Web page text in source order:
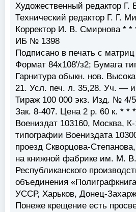
Художественный редактор Г.
Технический редактор Г. Г.
Корректор И. В. Смирнова * *
ИБ № 1398
Подписано в печать с
Формат 84х108'/з2; Бумага
Гарнитура обыкн. нов.
21. Усл. печ. л. 35,28. Уч. —
Тираж 100 000 экз. Изд. № 4/
Зак. 8-407. Цена 2 р. 60 к. * * *
Воениздат 103160, Москва,
типографии Воениздата
проезд Скворцова-
на книжной фабрике им. М.
Республиканского
объединения
УССР, Харьков, Донец-
Понеже крещение есть